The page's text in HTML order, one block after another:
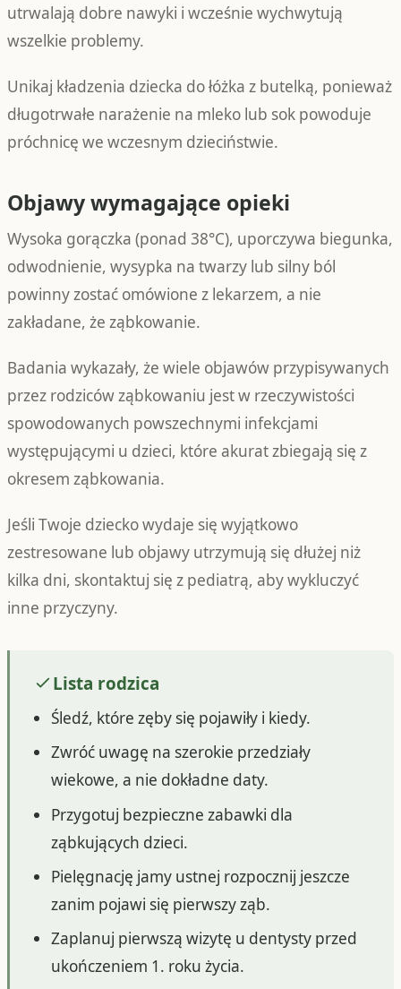
utrwalają dobre nawyki i wcześnie wychwytują
wszelkie problemy.
Unikaj kładzenia dziecka do łóżka z butelką, ponieważ
długotrwałe narażenie na mleko lub sok powoduje
próchnicę we wczesnym dzieciństwie.
Objawy wymagające opieki
Wysoka gorączka (ponad 38°C), uporczywa biegunka,
odwodnienie, wysypka na twarzy lub silny ból
powinny zostać omówione z lekarzem, a nie
zakładane, że ząbkowanie.
Badania wykazały, że wiele objawów przypisywanych
przez rodziców ząbkowaniu jest w rzeczywistości
spowodowanych powszechnymi infekcjami
występującymi u dzieci, które akurat zbiegają się z
okresem ząbkowania.
Jeśli Twoje dziecko wydaje się wyjątkowo
zestresowane lub objawy utrzymują się dłużej niż
kilka dni, skontaktuj się z pediatrą, aby wykluczyć
inne przyczyny.
Lista rodzica
Śledź, które zęby się pojawiły i kiedy.
Zwróć uwagę na szerokie przedziały
wiekowe, a nie dokładne daty.
Przygotuj bezpieczne zabawki dla
ząbkujących dzieci.
Pielęgnację jamy ustnej rozpocznij jeszcze
zanim pojawi się pierwszy ząb.
Zaplanuj pierwszą wizytę u dentysty przed
ukończeniem 1. roku życia.